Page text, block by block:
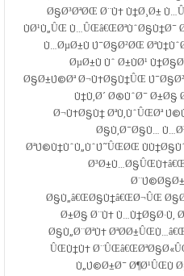
Ø§Ø³ØªØŒ Ø¨Ù‡ Ù†Ø¸Ø±
ÙØ¹Ù„ÛŒ
Ù…ØµØ±Ù Ú¯Ø§Ø²ØŒ
ØµØ±Ù Ùˆ Ø±ÙØ¹
Ø§Ø±Ú©Øª Ø¬Ù‡Ø§Ù†ÛŒ
Ù†Ù‚Ø´ Ø®ÙˆØ¯
Ø¬Ù‡Ø§Ù† ØªÙ‚ÙˆÛŒØª
Ø§Ù‚Ø¯Ø§Ù…
ØªÚ©Ù†ÙˆÙ„ÙˆÚ˜ÛŒØŒ
Ø§Ù„â€ŒØ§Ù†â€ŒØ¬ÛŒ
Ø±Ø§ Ø¨Ù‡ Ù…Ù†Ø§Ø·Ù‚
Ø§Ù„Ø¨ØªÙ‡
ÛŒÙ†Ù‡
Ù„Ú©Ø±Ø¯